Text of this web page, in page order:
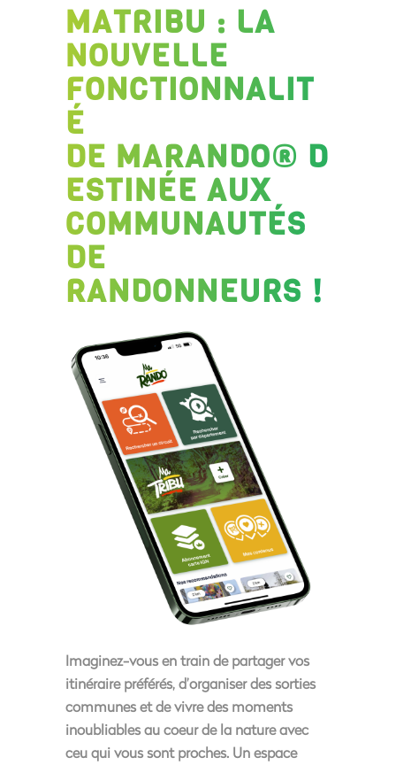
MATRIBU : LA
NOUVELLE
FONCTIONNALIT
É
DE MARANDO® D
ESTINÉE AUX
COMMUNAUTÉS
DE
RANDONNEURS !
Imaginez-vous en train de partager vos
itinéraire préférés, d’organiser des sorties
communes et de vivre des moments
inoubliables au coeur de la nature avec
ceu qui vous sont proches. Un espace